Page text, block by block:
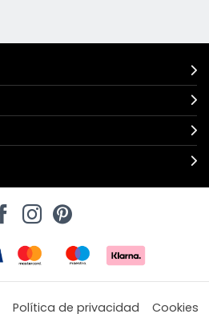
Política de privacidad Cookies